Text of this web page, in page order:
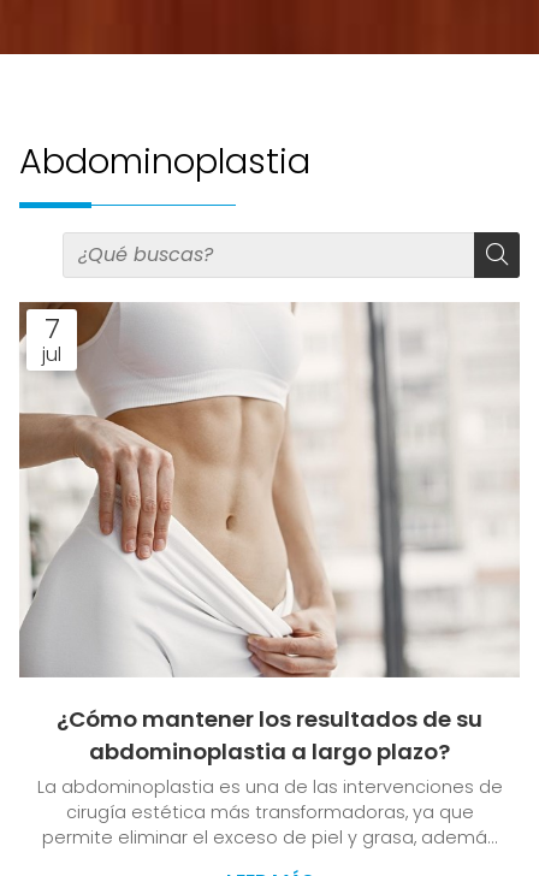
Abdominoplastia
7
jul
¿Cómo mantener los resultados de su
abdominoplastia a largo plazo?
La abdominoplastia es una de las intervenciones de
cirugía estética más transformadoras, ya que
permite eliminar el exceso de piel y grasa, además